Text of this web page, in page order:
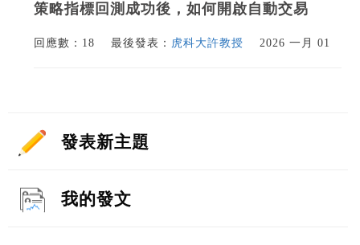
策略指標回測成功後，如何開啟自動交易
回應數：18 最後發表： 虎科大許教授 2026 一月 01
發表新主題
我的發文